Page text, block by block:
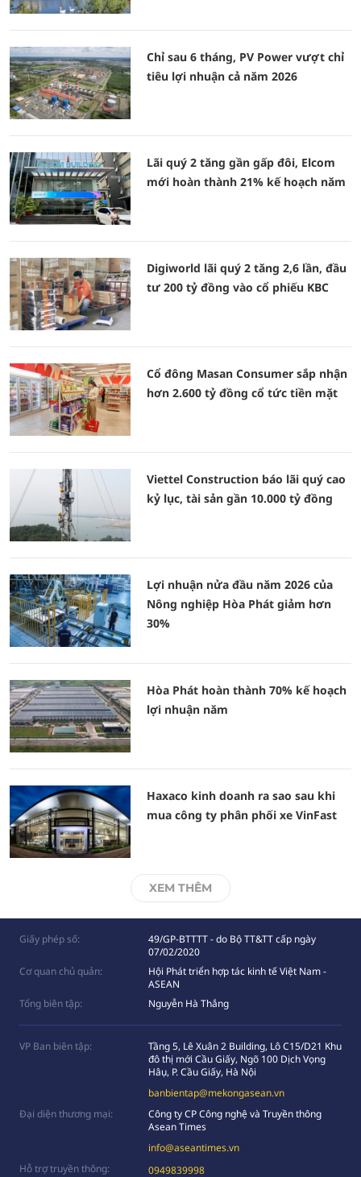
Chỉ sau 6 tháng, PV Power vượt chỉ
tiêu lợi nhuận cả năm 2026
Lãi quý 2 tăng gần gấp đôi, Elcom
mới hoàn thành 21% kế hoạch năm
Digiworld lãi quý 2 tăng 2,6 lần, đầu
tư 200 tỷ đồng vào cổ phiếu KBC
Cổ đông Masan Consumer sắp nhận
hơn 2.600 tỷ đồng cổ tức tiền mặt
Viettel Construction báo lãi quý cao
kỷ lục, tài sản gần 10.000 tỷ đồng
Lợi nhuận nửa đầu năm 2026 của
Nông nghiệp Hòa Phát giảm hơn
30%
Hòa Phát hoàn thành 70% kế hoạch
lợi nhuận năm
Haxaco kinh doanh ra sao sau khi
mua công ty phân phối xe VinFast
XEM THÊM
Giấy phép số:
49/GP-BTTTT - do Bộ TT&TT cấp ngày
07/02/2020
Cơ quan chủ quản:
Hội Phát triển hợp tác kinh tế Việt Nam -
ASEAN
Tổng biên tập:
Nguyễn Hà Thắng
VP Ban biên tập:
Tầng 5, Lê Xuân 2 Building, Lô C15/D21 Khu
đô thị mới Cầu Giấy, Ngõ 100 Dịch Vọng
Hâụ, P. Cầu Giấy, Hà Nội
banbientap@mekongasean.vn
Đại diện thương mại:
Công ty CP Công nghệ và Truyền thông
Asean Times
info@aseantimes.vn
Hỗ trợ truyền thông:
0949839998